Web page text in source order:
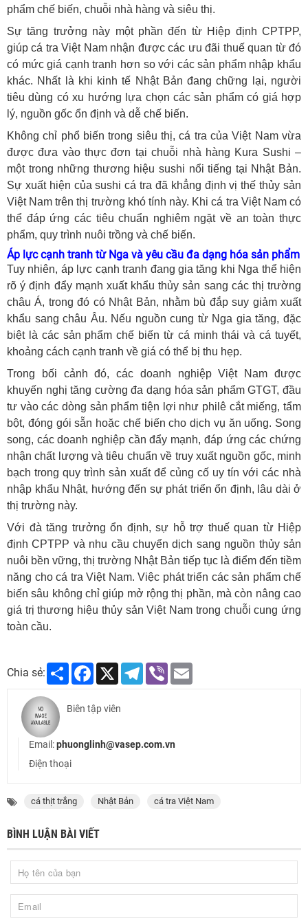
phẩm chế biến, chuỗi nhà hàng và siêu thị.
Sự tăng trưởng này một phần đến từ Hiệp định CPTPP,
giúp cá tra Việt Nam nhận được các ưu đãi thuế quan từ đó
có mức giá cạnh tranh hơn so với các sản phẩm nhập khẩu
khác. Nhất là khi kinh tế Nhật Bản đang chững lại, người
tiêu dùng có xu hướng lựa chọn các sản phẩm có giá hợp
lý, nguồn gốc ổn định và dễ chế biến.
Không chỉ phổ biến trong siêu thị, cá tra của Việt Nam vừa
được đưa vào thực đơn tại chuỗi nhà hàng Kura Sushi –
một trong những thương hiệu sushi nổi tiếng tại Nhật Bản.
Sự xuất hiện của sushi cá tra đã khẳng định vị thế thủy sản
Việt Nam trên thị trường khó tính này. Khi cá tra Việt Nam có
thể đáp ứng các tiêu chuẩn nghiêm ngặt về an toàn thực
phẩm, quy trình nuôi trồng và chế biến.
Áp lực cạnh tranh từ Nga và yêu cầu đa dạng hóa sản phẩm
Tuy nhiên, áp lực cạnh tranh đang gia tăng khi Nga thể hiện
rõ ý định đẩy mạnh xuất khẩu thủy sản sang các thị trường
châu Á, trong đó có Nhật Bản, nhằm bù đắp suy giảm xuất
khẩu sang châu Âu. Nếu nguồn cung từ Nga gia tăng, đặc
biệt là các sản phẩm chế biến từ cá minh thái và cá tuyết,
khoảng cách cạnh tranh về giá có thể bị thu hẹp.
Trong bối cảnh đó, các doanh nghiệp Việt Nam được
khuyến nghị tăng cường đa dạng hóa sản phẩm GTGT, đầu
tư vào các dòng sản phẩm tiện lợi như philê cắt miếng, tẩm
bột, đóng gói sẵn hoặc chế biến cho dịch vụ ăn uống. Song
song, các doanh nghiệp cần đẩy mạnh, đáp ứng các chứng
nhận chất lượng và tiêu chuẩn về truy xuất nguồn gốc, minh
bạch trong quy trình sản xuất để củng cố uy tín với các nhà
nhập khẩu Nhật, hướng đến sự phát triển ổn định, lâu dài ở
thị trường này.
Với đà tăng trưởng ổn định, sự hỗ trợ thuế quan từ Hiệp
định CPTPP và nhu cầu chuyển dịch sang nguồn thủy sản
nuôi bền vững, thị trường Nhật Bản tiếp tục là điểm đến tiềm
năng cho cá tra Việt Nam. Việc phát triển các sản phẩm chế
biến sâu không chỉ giúp mở rộng thị phần, mà còn nâng cao
giá trị thương hiệu thủy sản Việt Nam trong chuỗi cung ứng
toàn cầu.
Chia sẻ: Share Facebook
X Telegram
Viber
Biên tập viên
Email:phuonglinh@vasep.com.vn
Điện thoại
cá thịt trắng Nhật Bản cá tra Việt Nam
BÌNH LUẬN BÀI VIẾT